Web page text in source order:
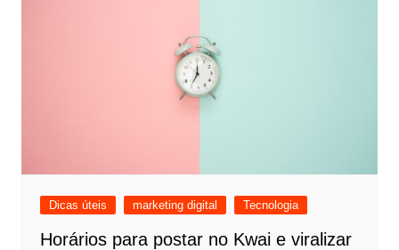
Dicas úteis marketing digital Tecnologia
Horários para postar no Kwai e viralizar